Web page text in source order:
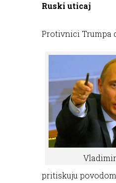
Ruski uticaj
Protivnici Trumpa
pritiskuju